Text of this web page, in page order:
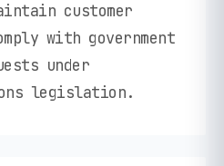
customer
with government
under
legislation.